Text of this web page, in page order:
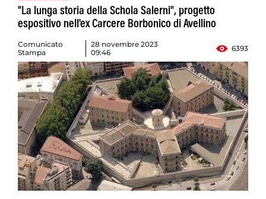
"La lunga storia della Schola Salerni", progetto
espositivo nell'ex Carcere Borbonico di Avellino
Comunicato
Stampa
28 novembre 2023
09:46
6393